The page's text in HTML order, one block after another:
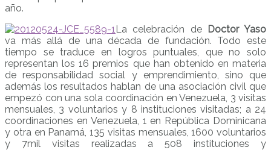
año.
La celebración deDoctor Yaso
va más allá de una década de fundación. Todo este
tiempo se traduce en logros puntuales, que no solo
representan los 16 premios que han obtenido en materia
de responsabilidad social y emprendimiento, sino que
además los resultados hablan de una asociación civil que
empezó con una sola coordinación en Venezuela, 3 visitas
mensuales, 3 voluntarios y 8 instituciones visitadas; a 24
coordinaciones en Venezuela, 1 en República Dominicana
y otra en Panamá, 135 visitas mensuales, 1600 voluntarios
y 7mil visitas realizadas a 508 instituciones y